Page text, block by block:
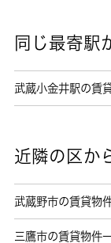
同じ最寄駅
武蔵小金井駅の賃
近隣の区か
武蔵野市の賃貸物
三鷹市の賃貸物件